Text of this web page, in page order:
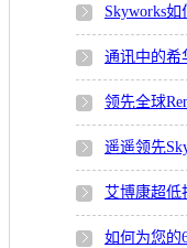
Skyworks
通讯中的希
领先全球
遥遥领先
艾博康超低
如何为您的